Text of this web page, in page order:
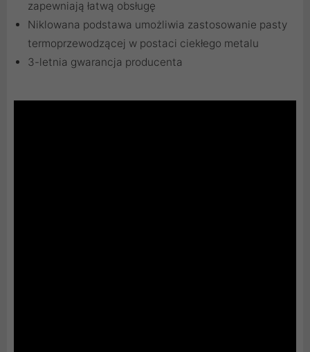
zapewniają łatwą obsługę
Niklowana podstawa umożliwia zastosowanie pasty
termoprzewodzącej w postaci ciekłego metalu
3-letnia gwarancja producenta